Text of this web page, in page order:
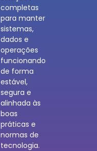
completas
para manter
sistemas,
dados e
operações
funcionando
de forma
estável,
segura e
alinhada às
boas
práticas e
normas de
tecnologia.